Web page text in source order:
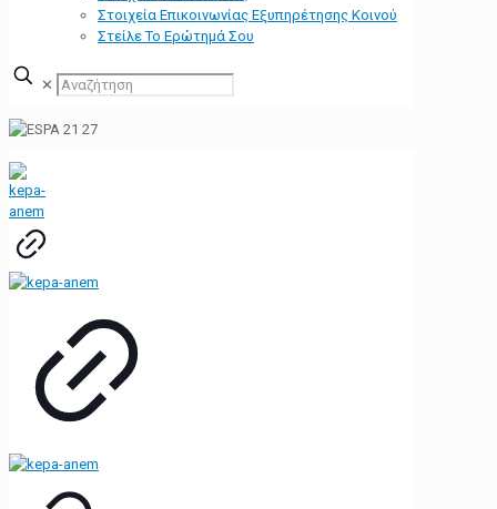
Στοιχεία Επικοινωνίας Εξυπηρέτησης Κοινού
Στείλε Το Ερώτημά Σου
✕